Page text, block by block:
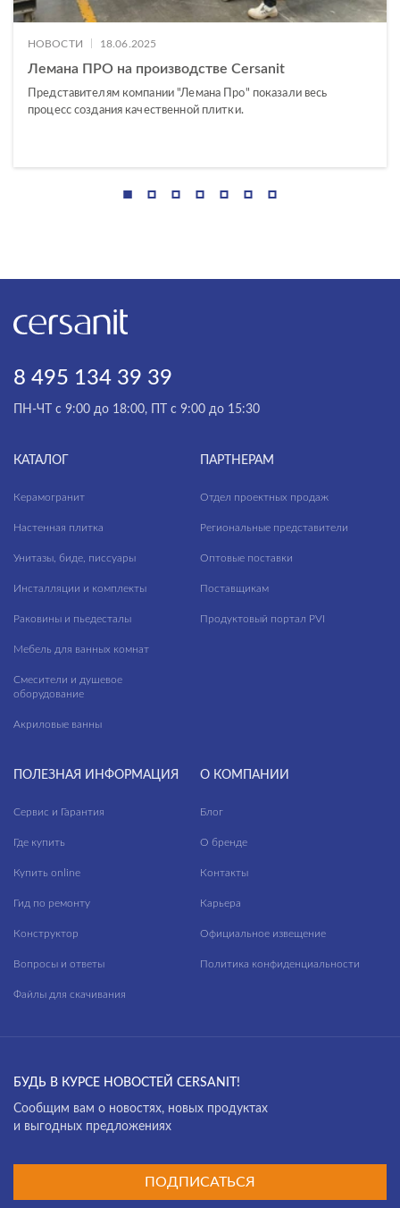
НОВОСТИ 18.06.2025
Лемана ПРО на производстве Cersanit
Представителям компании "Лемана Про" показали весь
процесс создания качественной плитки.
8 495 134 39 39
ПН-ЧТ с 9:00 до 18:00, ПТ с 9:00 до 15:30
КАТАЛОГ
Керамогранит
Настенная плитка
Унитазы, биде, писсуары
Инсталляции и комплекты
Раковины и пьедесталы
Мебель для ванных комнат
Смесители и душевое
оборудование
Акриловые ванны
ПАРТНЕРАМ
Отдел проектных продаж
Региональные представители
Оптовые поставки
Поставщикам
Продуктовый портал PVI
ПОЛЕЗНАЯ ИНФОРМАЦИЯ
Сервис и Гарантия
Где купить
Купить online
Гид по ремонту
Конструктор
Вопросы и ответы
Файлы для скачивания
О КОМПАНИИ
Блог
О бренде
Контакты
Карьера
Официальное извещение
Политика конфиденциальности
БУДЬ В КУРСЕ НОВОСТЕЙ CERSANIT!
Cообщим вам о новостях, новых продуктах
и выгодных предложениях
ПОДПИСАТЬСЯ